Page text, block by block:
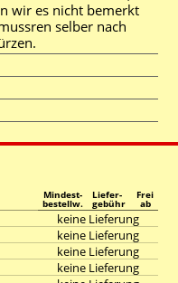
wir es nicht bemerkt
selber nach
Mindest-
bestellw.
Liefer-
gebühr
Frei
ab
keine Lieferung
keine Lieferung
keine Lieferung
keine Lieferung